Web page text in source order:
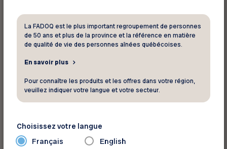
Pour informations
Olivier Dionne, Conseiller en voyages externe
(Agent externe) et accompagnateur
Téléphone :819 307-1741
En savoir plus
La FADOQ est le plus important regroupement de personnes
de 50 ans et plus de la province et la référence en matière
de qualité de vie des personnes aînées québécoises.
En savoir plus
Pour connaître les produits et les offres dans votre région,
veuillez indiquer votre langue et votre secteur.
Choisissez votre langue
Français English